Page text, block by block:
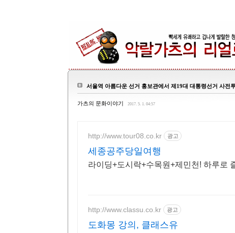
서울역 아름다운 선거 홍보관에서 제19대 대통령선거 사전
가츠의 문화이야기 2017. 5. 1. 04:57
http://www.tour08.co.kr 광고
세종공주당일여행
라이딩+도시락+수목원+제민천! 하루로
http://www.classu.co.kr 광고
도화몽 강의, 클래스유